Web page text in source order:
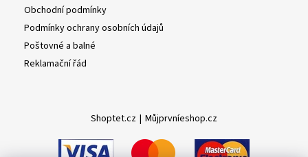
Obchodní podmínky
Podmínky ochrany osobních údajů
Poštovné a balné
Reklamační řád
Shoptet.cz | Můjprvníeshop.cz